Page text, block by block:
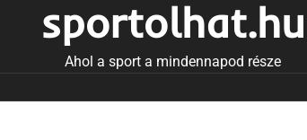
sportolhat.hu
Ahol a sport a mindennapod része